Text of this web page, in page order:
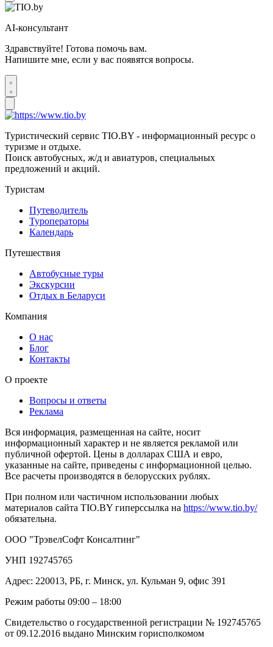
AI-консультант
Здравствуйте! Готова помочь вам.
Напишите мне, если у вас появятся вопросы.
Туристический сервис TIO.BY - информационный ресурс о
туризме и отдыхе.
Поиск автобусных, ж/д и авиатуров, специальных
предложений и акций.
Туристам
Путеводитель
Туроператоры
Календарь
Путешествия
Автобусные туры
Экскурсии
Отдых в Беларуси
Компания
О нас
Блог
Контакты
О проекте
Вопросы и ответы
Реклама
Вся информация, размещенная на сайте, носит
информационный характер и не является рекламой или
публичной офертой. Цены в долларах США и евро,
указанные на сайте, приведены с информационной целью.
Все расчеты производятся в белорусских рублях.
При полном или частичном использовании любых
материалов сайта TIO.BY гиперссылка на https://www.tio.by/
обязательна.
ООО "ТрэвелСофт Консалтинг"
УНП 192745765
Адрес: 220013, РБ, г. Минск, ул. Кульман 9, офис 391
Режим работы 09:00 – 18:00
Свидетельство о государственной регистрации № 192745765
от 09.12.2016 выдано Минским горисполкомом